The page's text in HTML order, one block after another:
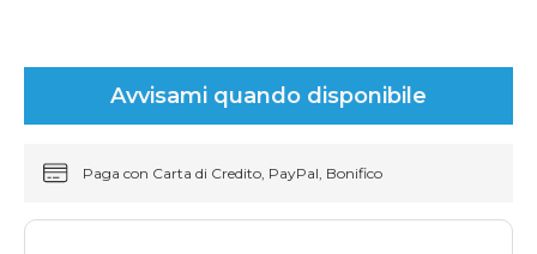
Avvisami quando disponibile
Paga con Carta di Credito, PayPal, Bonifico